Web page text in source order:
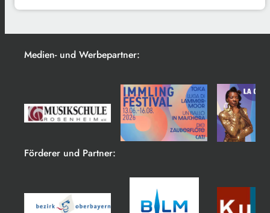
Medien- und Werbepartner:
Förderer und Partner: